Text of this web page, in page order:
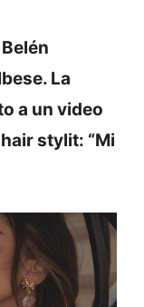
La
a un video
stylit: “Mi